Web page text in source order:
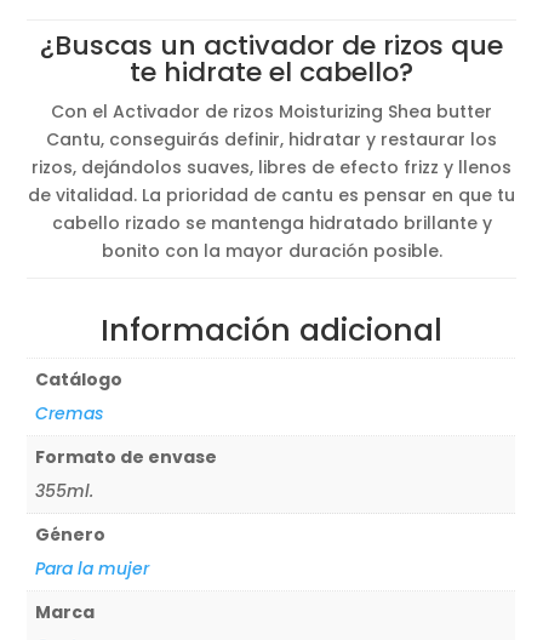
¿Buscas un activador de rizos que
te hidrate el cabello?
Con el Activador de rizos Moisturizing Shea butter
Cantu, conseguirás definir, hidratar y restaurar los
rizos, dejándolos suaves, libres de efecto frizz y llenos
de vitalidad. La prioridad de cantu es pensar en que tu
cabello rizado se mantenga hidratado brillante y
bonito con la mayor duración posible.
Información adicional
Catálogo
Cremas
Formato de envase
355ml.
Género
Para la mujer
Marca